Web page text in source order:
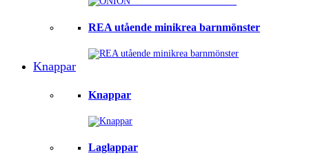
REA utående minikrea barnmönster
Knappar
Knappar
Laglappar